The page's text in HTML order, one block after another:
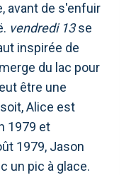
avant de s'enfuir
vendredi 13se
inspirée de
du lac pour
être une
Alice est
1979 et
1979, Jason
un pic à glace.